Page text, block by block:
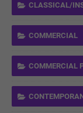
CLASSICAL/
COMMERCIAL
COMMERCIAL